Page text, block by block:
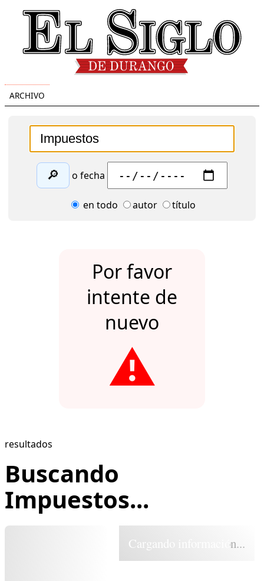
ARCHIVO
🔎 o fecha
en todo autor título
Por favor
intente de
nuevo
⚠️
resultados
Buscando
Impuestos...
Cargando información...